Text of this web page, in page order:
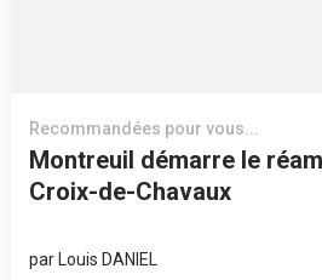
Recommandées pour vous...
Montreuil démarre le
Croix-de-Chavaux
par Louis DANIEL